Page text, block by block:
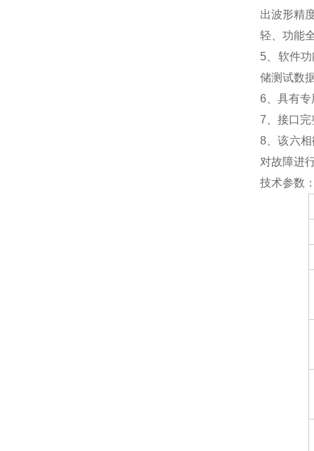
出波形精
轻、功能
5、软件
储测试数
6、具有
7、接口
8、该六
对故障进
技术参数